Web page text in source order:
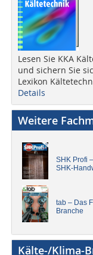
Lesen Sie KKA
und sichern Sie
Lexikon
Details
Weitere
SHK Profi
SHK-
tab – Das
Branche
Kälte-/Klima-